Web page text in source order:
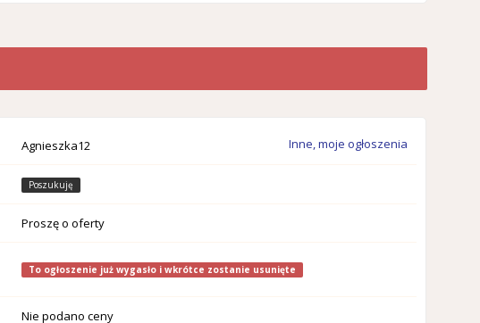
Agnieszka12 Inne, moje ogłoszenia
Poszukuję
Proszę o oferty
To ogłoszenie już wygasło i wkrótce zostanie usunięte
Nie podano ceny